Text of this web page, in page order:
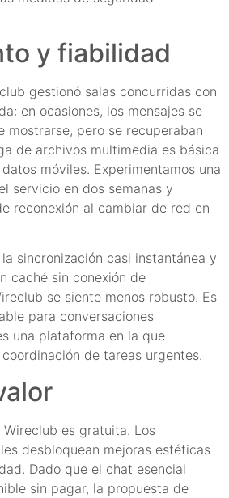
y fiabilidad
gestionó salas concurridas con
en ocasiones, los mensajes se
mostrarse, pero se recuperaban
de archivos multimedia es básica
móviles. Experimentamos una
servicio en dos semanas y
reconexión al cambiar de red en
sincronización casi instantánea y
caché sin conexión de
se siente menos robusto. Es
para conversaciones
una plataforma en la que
de tareas urgentes.
es gratuita. Los
desbloquean mejoras estéticas
Dado que el chat esencial
sin pagar, la propuesta de